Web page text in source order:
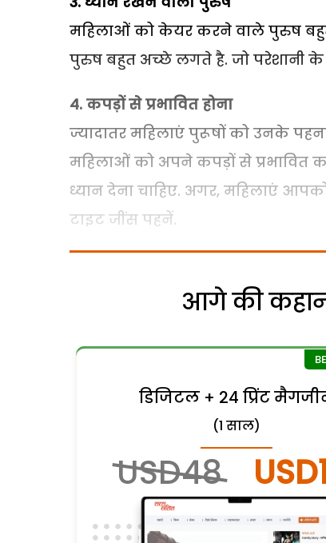
महिलाओं को केयर करने वाले पुरुष बहुत
पुरुष बहुत अच्‍छे लगते है. जो
4. कपड़ों से प्रभावित होना
ज्‍यादातर महिलाएं पुरूषों को उनके
महिलाओं को अपने कपड़ों से प्रभावित
ध्यान देना चाहिए. अगर, महिलाएं
टाइट जींस पहनें.
आगे की
डिजिटल + 24 प्रिंट
(1 साल)
USD48